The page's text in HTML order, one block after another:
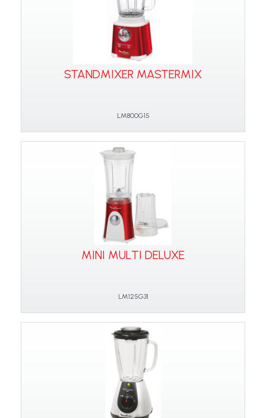
STANDMIXER MASTERMIX
LM800G15
MINI MULTI DELUXE
LM125G31